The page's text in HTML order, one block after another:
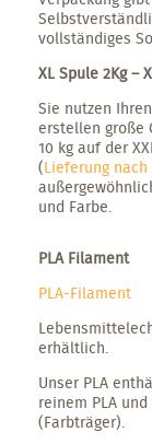
vollständiges
XL Spule 2Kg –
Sie nutzen Ihren
erstellen große
10 kg auf der
(Lieferung nach
und Farbe.
PLA Filament
PLA-Filament
erhältlich.
Unser PLA
reinem PLA
(Farbträger).